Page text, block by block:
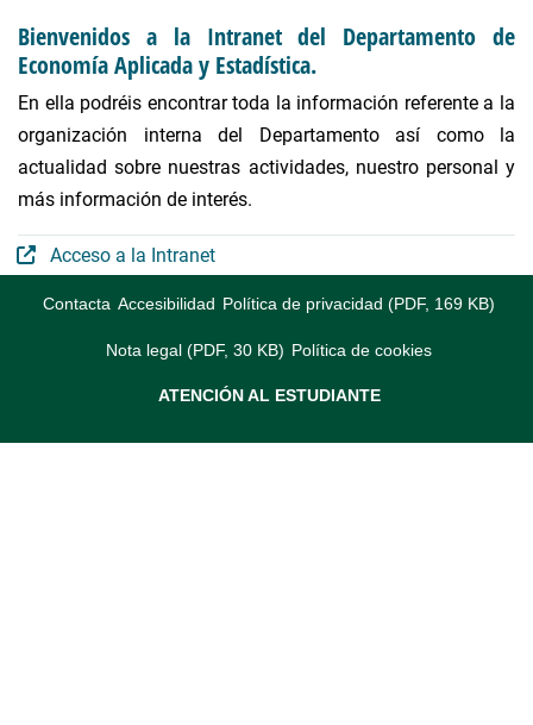
Bienvenidos a la Intranet del Departamento de
Economía Aplicada y Estadística.
En ella podréis encontrar toda la información referente a la
organización interna del Departamento así como la
actualidad sobre nuestras actividades, nuestro personal y
más información de interés.
Acceso a la Intranet
Contacta Accesibilidad Política de privacidad (PDF, 169 KB)
Nota legal (PDF, 30 KB) Política de cookies
ATENCIÓN AL ESTUDIANTE